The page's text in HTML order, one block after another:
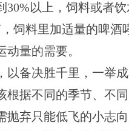
30%以上，饲料或者
饲料里加适量的啤酒
量的需要。
备决胜千里，一举
据不同的季节、不
弃只能低飞的小志